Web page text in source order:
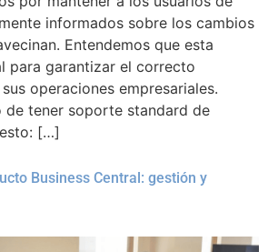
informados sobre los cambios
Entendemos que esta
para garantizar el correcto
operaciones empresariales.
de tener soporte standard de
[…]
Business Central: gestión y